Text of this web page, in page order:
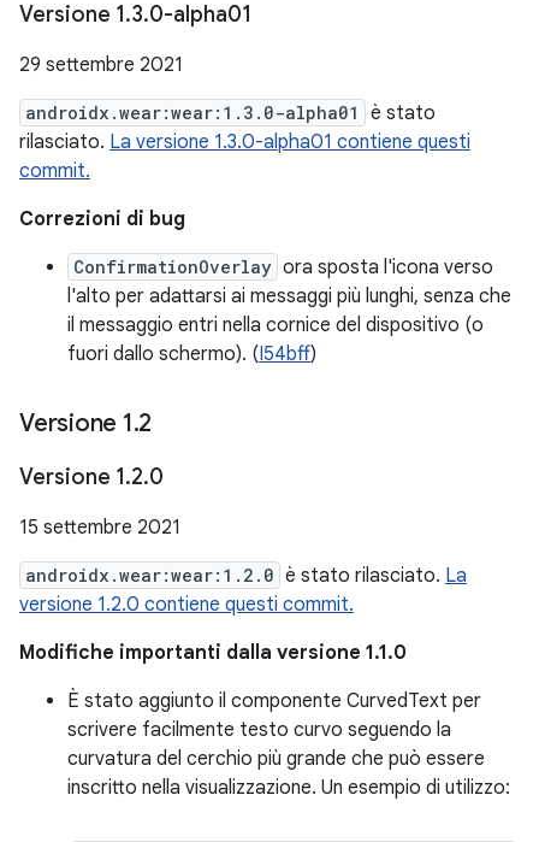
Versione 1.3.0-alpha01
29 settembre 2021
androidx.wear:wear:1.3.0-alpha01
è stato
rilasciato. La versione 1.3.0-alpha01 contiene questi
commit.
Correzioni di bug
ConfirmationOverlay ora sposta l'icona verso
l'alto per adattarsi ai messaggi più lunghi, senza che
il messaggio entri nella cornice del dispositivo (o
fuori dallo schermo). (I54bff)
Versione 1.2
Versione 1.2.0
15 settembre 2021
androidx.wear:wear:1.2.0 è stato rilasciato. La
versione 1.2.0 contiene questi commit.
Modifiche importanti dalla versione 1.1.0
È stato aggiunto il componente CurvedText per
scrivere facilmente testo curvo seguendo la
curvatura del cerchio più grande che può essere
inscritto nella visualizzazione. Un esempio di utilizzo: